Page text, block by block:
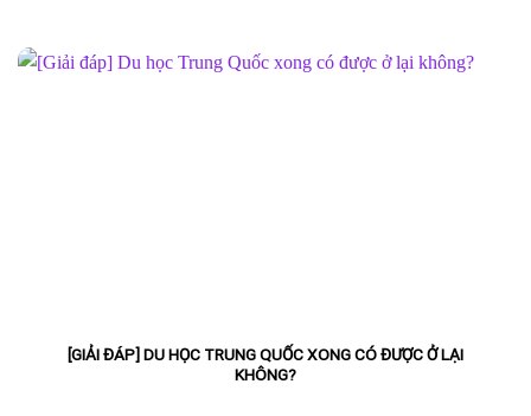
[GIẢI ĐÁP] DU HỌC TRUNG QUỐC XONG CÓ ĐƯỢC Ở LẠI
KHÔNG?